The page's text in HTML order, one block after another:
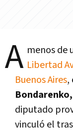
A menos de
Libertad
Buenos Aires,
Bondarenko,
diputado
vinculó el